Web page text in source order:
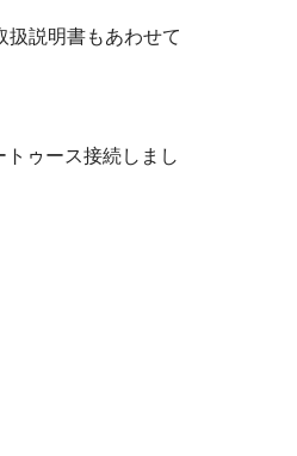
扱説明書もあわせて
ゥース接続しまし